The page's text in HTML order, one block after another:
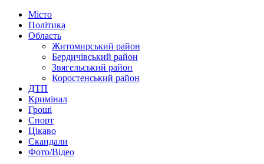
Місто
Політика
Область
Житомирський район
Бердичівський район
Звягельський район
Коростенський район
ДТП
Кримінал
Гроші
Спорт
Цікаво
Скандали
Фото/Відео